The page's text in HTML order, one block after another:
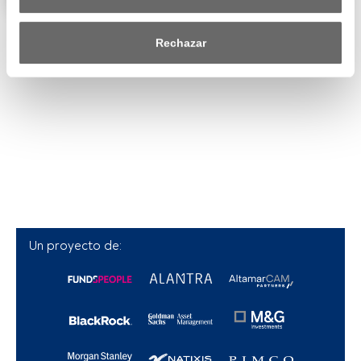
saber más, consulta nuestra política de privacidad.
datos para proporcionar:
Rechazar
Un proyecto de: